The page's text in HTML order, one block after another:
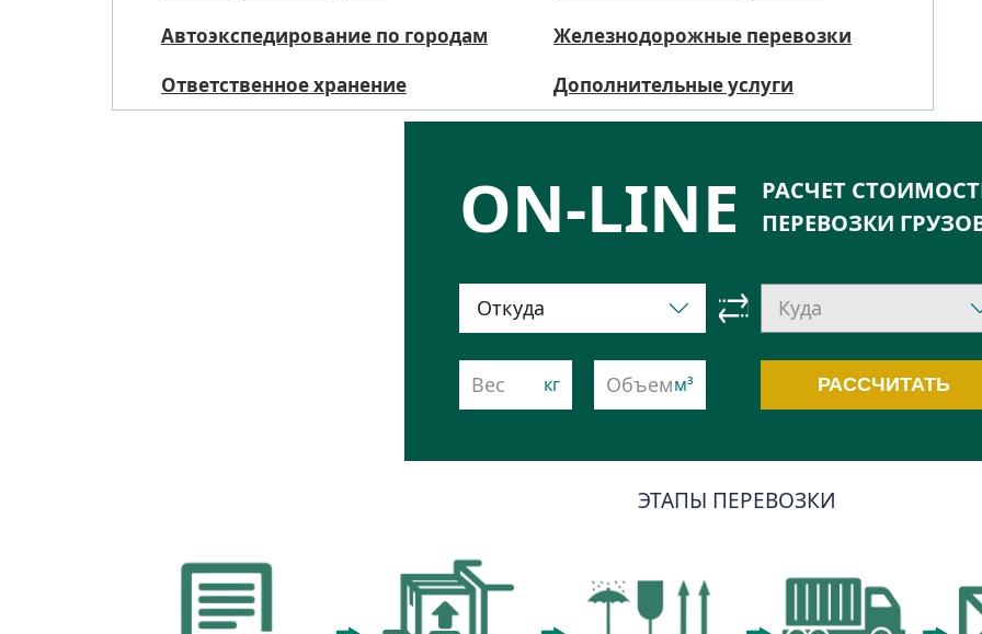
Автоэкспедирование по городам
Железнодорожные перевозки
Ответственное хранение
Дополнительные услуги
ON-LINE
РАСЧЕТ
ПЕРЕВОЗКИ
РАССЧИТАТЬ
ЭТАПЫ ПЕРЕВОЗКИ